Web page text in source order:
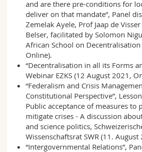
and are there pre-conditions for
deliver on that mandate”, Panel
Zemelak Ayele, Prof Jaap de
Belser, facilitated by Solomon
African School on
Online).
“Decentralisation in all its Forms
Webinar EZKS (12 August 2021,
“Federalism and Crisis
Constitutional Perspective”,
Public acceptance of measures to
mitigate crises - A discussion
and science politics,
Wissenschaftsrat SWR (11. August
“Intergovernmental Relations”,